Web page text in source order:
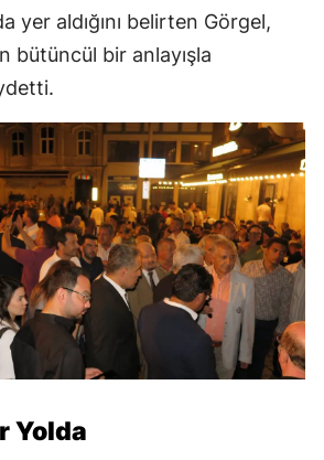
yer aldığını belirten Görgel,
bütüncül bir anlayışla
Yolda